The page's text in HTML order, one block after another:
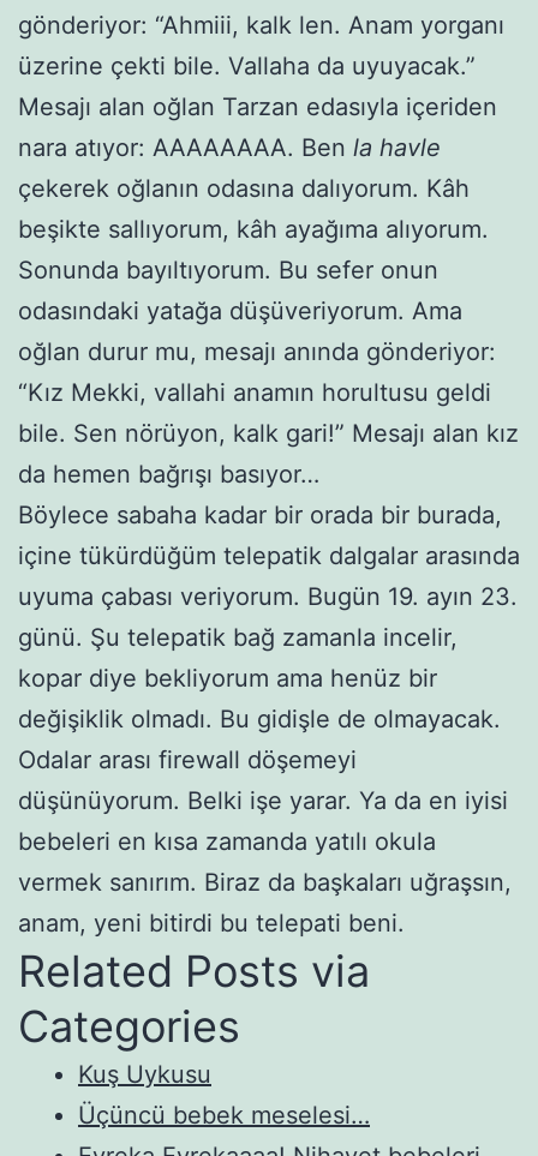
gönderiyor: “Ahmiii, kalk len. Anam yorganı
üzerine çekti bile. Vallaha da uyuyacak.”
Mesajı alan oğlan Tarzan edasıyla içeriden
nara atıyor: AAAAAAAA. Ben la havle
çekerek oğlanın odasına dalıyorum. Kâh
beşikte sallıyorum, kâh ayağıma alıyorum.
Sonunda bayıltıyorum. Bu sefer onun
odasındaki yatağa düşüveriyorum. Ama
oğlan durur mu, mesajı anında gönderiyor:
“Kız Mekki, vallahi anamın horultusu geldi
bile. Sen nörüyon, kalk gari!” Mesajı alan kız
da hemen bağrışı basıyor…
Böylece sabaha kadar bir orada bir burada,
içine tükürdüğüm telepatik dalgalar arasında
uyuma çabası veriyorum. Bugün 19. ayın 23.
günü. Şu telepatik bağ zamanla incelir,
kopar diye bekliyorum ama henüz bir
değişiklik olmadı. Bu gidişle de olmayacak.
Odalar arası firewall döşemeyi
düşünüyorum. Belki işe yarar. Ya da en iyisi
bebeleri en kısa zamanda yatılı okula
vermek sanırım. Biraz da başkaları uğraşsın,
anam, yeni bitirdi bu telepati beni.
Related Posts via
Categories
Kuş Uykusu
Üçüncü bebek meselesi…